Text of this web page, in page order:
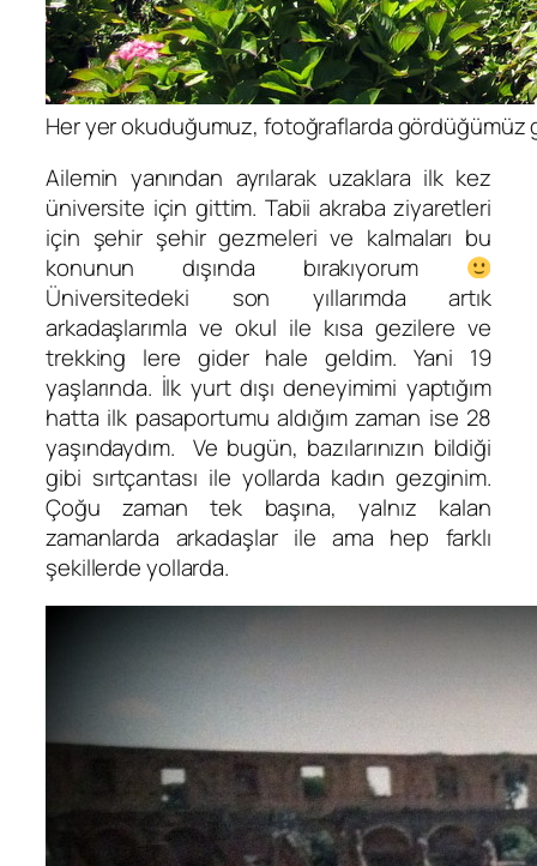
Her yer okuduğumuz, fotoğraflarda gördüğümüz
Ailemin yanından ayrılarak uzaklara ilk kez
üniversite için gittim. Tabii akraba ziyaretleri
için şehir şehir gezmeleri ve kalmaları bu
konunun dışında bırakıyorum
Üniversitedeki son yıllarımda artık
arkadaşlarımla ve okul ile kısa gezilere ve
trekking lere gider hale geldim. Yani 19
yaşlarında. İlk yurt dışı deneyimimi yaptığım
hatta ilk pasaportumu aldığım zaman ise 28
yaşındaydım. Ve bugün, bazılarınızın bildiği
gibi sırtçantası ile yollarda kadın gezginim.
Çoğu zaman tek başına, yalnız kalan
zamanlarda arkadaşlar ile ama hep farklı
şekillerde yollarda.